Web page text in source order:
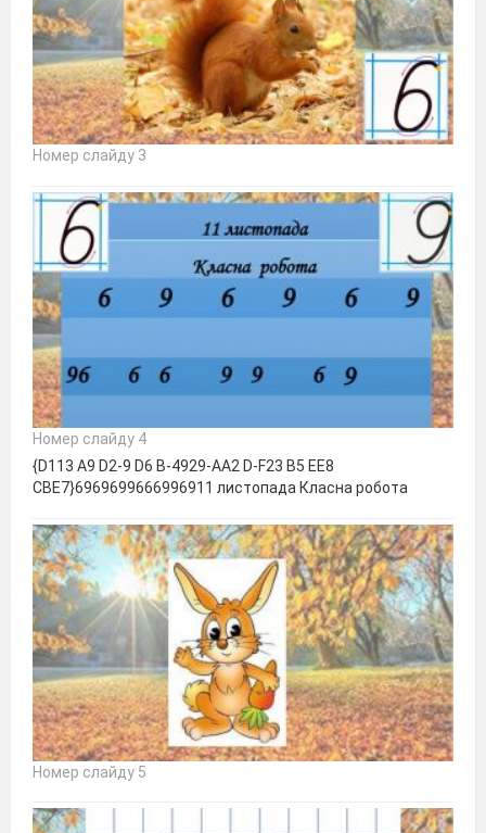
Номер слайду 3
Номер слайду 4
{D113 A9 D2-9 D6 B-4929-AA2 D-F23 B5 EE8
CBE7}6969699666996911 листопада Класна робота
Номер слайду 5